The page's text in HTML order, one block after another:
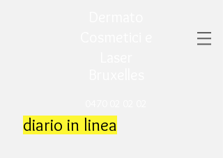
diario in linea